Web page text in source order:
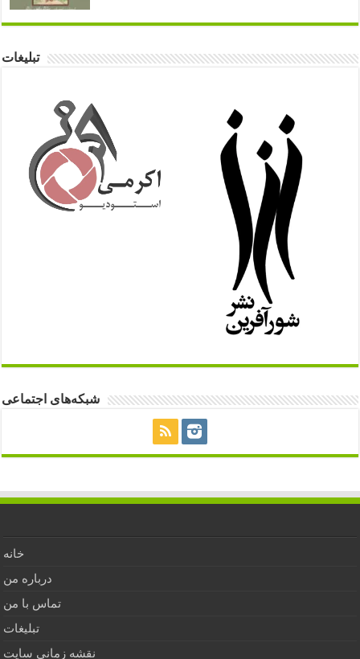
تبلیغات
شبکه‌های اجتماعی
خانه
درباره من
تماس با من
تبلیغات
نقشه زمانی سایت